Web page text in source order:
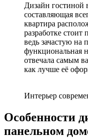
Дизайн гостиной
составляющая
квартира
разработке
ведь зачастую на
функциональная
отвечала самым
как лучше её
Интерьер
Особенности
панельном